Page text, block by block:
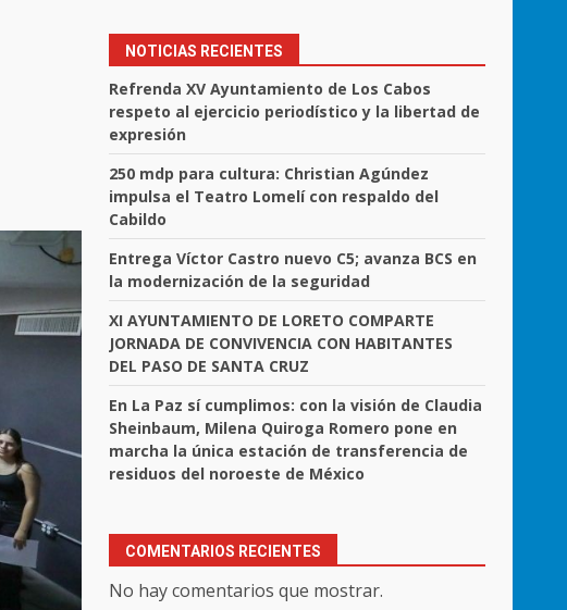
NOTICIAS RECIENTES
Refrenda XV Ayuntamiento de Los Cabos
respeto al ejercicio periodístico y la libertad de
expresión
250 mdp para cultura: Christian Agúndez
impulsa el Teatro Lomelí con respaldo del
Cabildo
Entrega Víctor Castro nuevo C5; avanza BCS en
la modernización de la seguridad
XI AYUNTAMIENTO DE LORETO COMPARTE
JORNADA DE CONVIVENCIA CON HABITANTES
DEL PASO DE SANTA CRUZ
En La Paz sí cumplimos: con la visión de Claudia
Sheinbaum, Milena Quiroga Romero pone en
marcha la única estación de transferencia de
residuos del noroeste de México
COMENTARIOS RECIENTES
No hay comentarios que mostrar.